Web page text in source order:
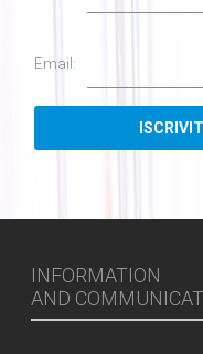
Email:
INFORMATION
AND